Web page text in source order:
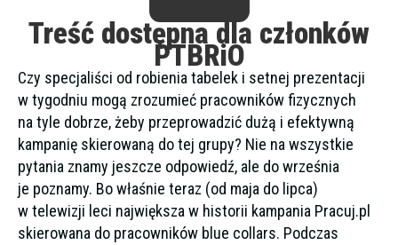
Treść dostępna dla członków
PTBRiO
Czy specjaliści od robienia tabelek i setnej prezentacji
w tygodniu mogą zrozumieć pracowników fizycznych
na tyle dobrze, żeby przeprowadzić dużą i efektywną
kampanię skierowaną do tej grupy? Nie na wszystkie
pytania znamy jeszcze odpowiedź, ale do września
je poznamy. Bo właśnie teraz (od maja do lipca)
w telewizji leci największa w historii kampania Pracuj.pl
skierowana do pracowników blue collars. Podczas